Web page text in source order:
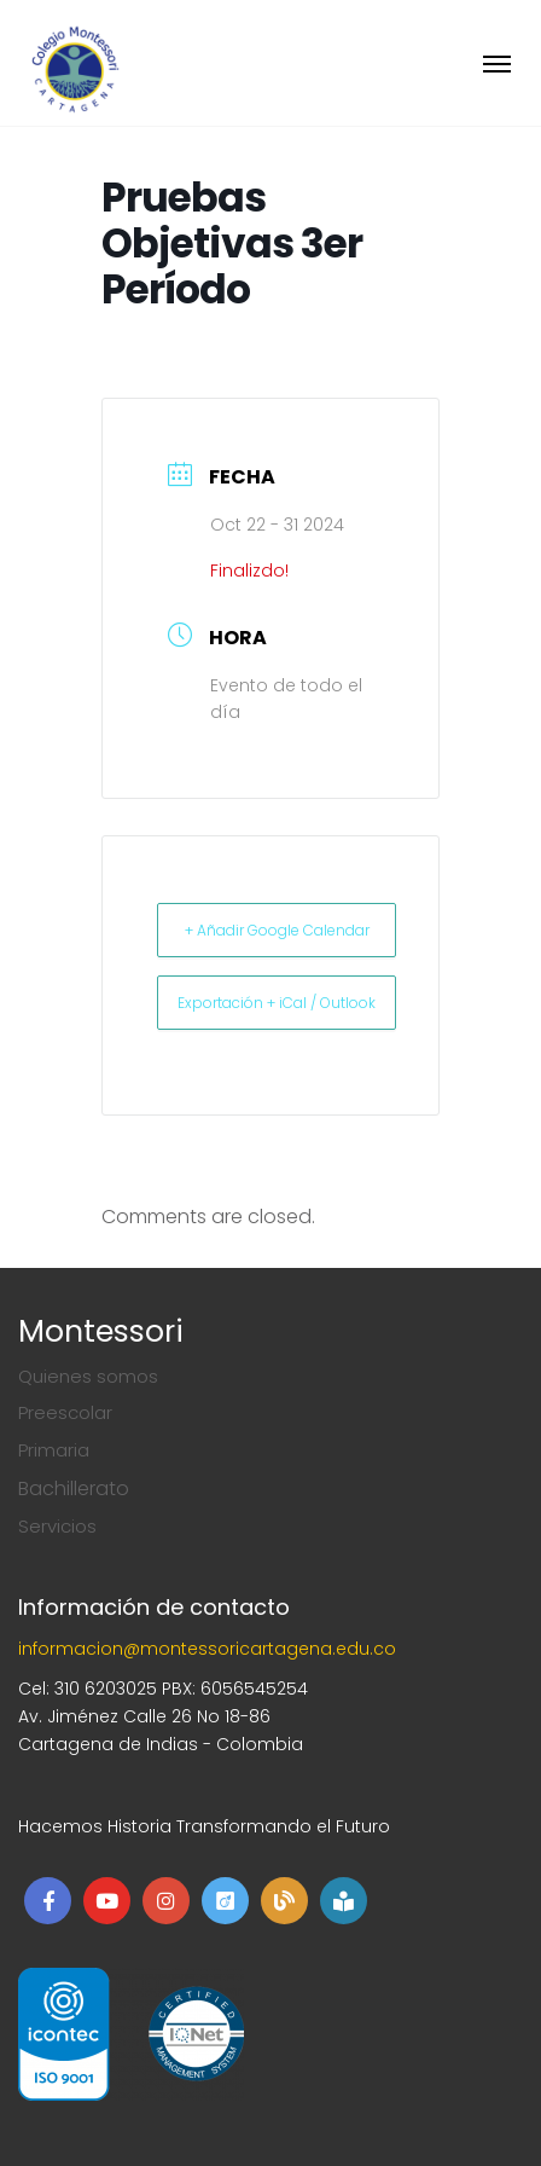
Pruebas
Objetivas 3er
Período
FECHA
Oct 22 - 31 2024
Finalizdo!
HORA
Evento de todo el
día
+ Añadir Google Calendar
Exportación + iCal / Outlook
Comments are closed.
Montessori
Quienes somos
Preescolar
Primaria
Bachillerato
Servicios
Información de contacto
informacion@montessoricartagena.edu.co
Cel: 310 6203025 PBX: 6056545254
Av. Jiménez Calle 26 No 18-86
Cartagena de Indias - Colombia
Hacemos Historia Transformando el Futuro